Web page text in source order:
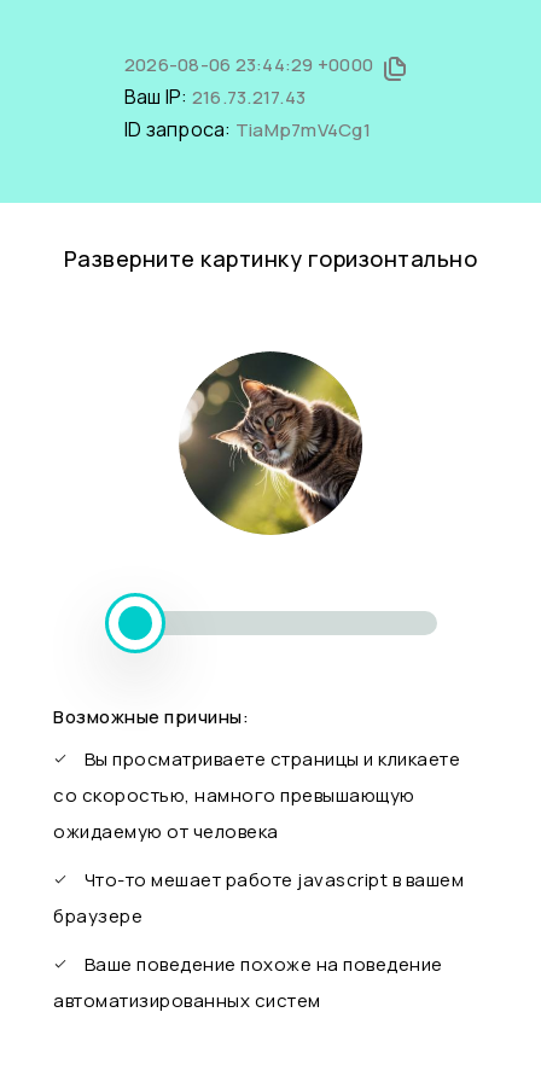
2026-08-06 23:44:29 +0000
Ваш IP: 216.73.217.43
ID запроса: TiaMp7mV4Cg1
Разверните картинку горизонтально
Возможные причины:
Вы просматриваете страницы и кликаете
со скоростью, намного превышающую
ожидаемую от человека
Что-то мешает работе javascript в вашем
браузере
Ваше поведение похоже на поведение
автоматизированных систем